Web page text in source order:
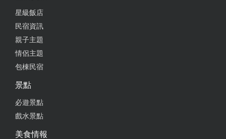
星級飯店
民宿資訊
親子主題
情侶主題
包棟民宿
景點
必遊景點
戲水景點
美食情報